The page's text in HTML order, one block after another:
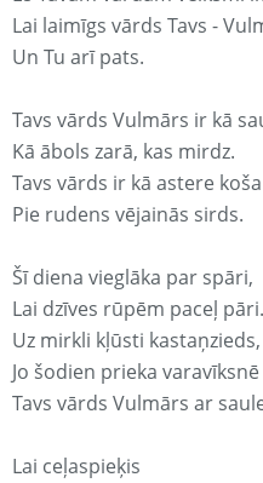
Lai laimīgs vārds Tavs -
Un Tu arī pats.
Tavs vārds Vulmārs ir kā
Kā ābols zarā, kas mirdz.
Tavs vārds ir kā astere koša
Pie rudens vējainās sirds.
Šī diena vieglāka par spāri,
Lai dzīves rūpēm paceļ pāri.
Uz mirkli kļūsti kastaņzieds,
Jo šodien prieka varavīksnē
Tavs vārds Vulmārs ar
Lai ceļaspieķis